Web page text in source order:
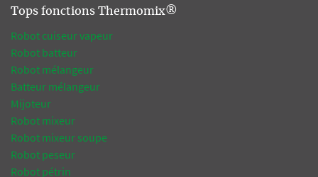
Tops fonctions Thermomix®
Robot cuiseur vapeur
Robot batteur
Robot mélangeur
Batteur mélangeur
Mijoteur
Robot mixeur
Robot mixeur soupe
Robot peseur
Robot pétrin